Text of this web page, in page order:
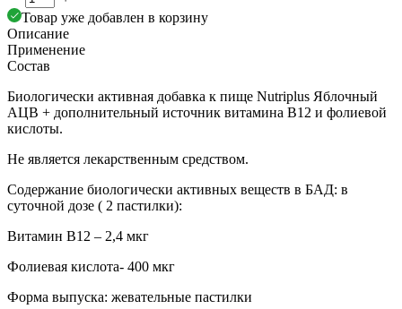
Товар уже добавлен в корзину
Описание
Применение
Состав
Биологически активная добавка к пище Nutriplus Яблочный
АЦВ + дополнительный источник витамина B12 и фолиевой
кислоты.
Не является лекарственным средством.
Содержание биологически активных веществ в БАД: в
суточной дозе ( 2 пастилки):
Витамин В12 – 2,4 мкг
Фолиевая кислота- 400 мкг
Форма выпуска: жевательные пастилки